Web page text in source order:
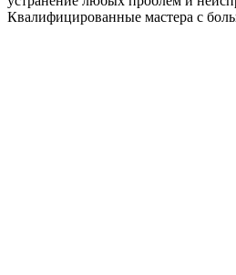
Квалифицированные мастера с